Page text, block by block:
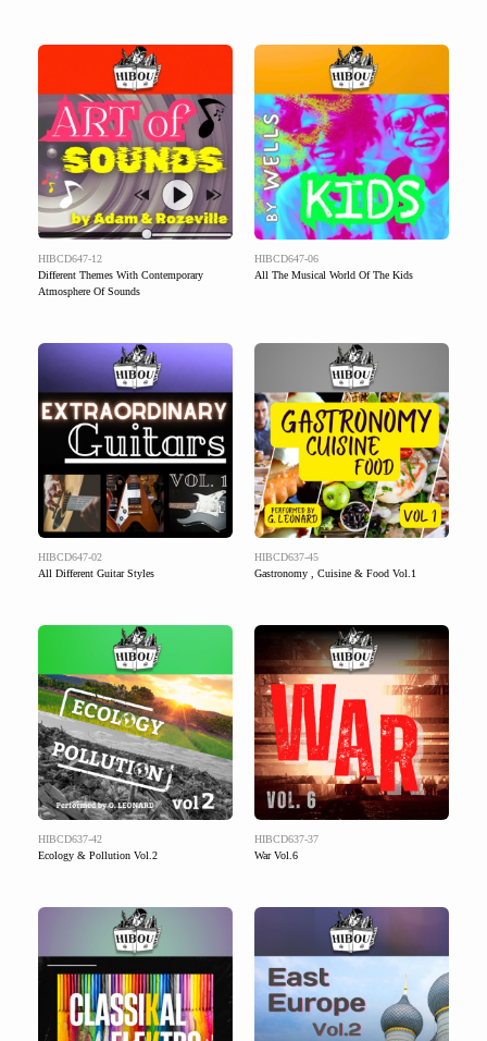
HIBCD647-12
Different Themes With Contemporary
Atmosphere Of Sounds
HIBCD647-06
All The Musical World Of The Kids
HIBCD647-02
All Different Guitar Styles
HIBCD637-45
Gastronomy , Cuisine & Food Vol.1
HIBCD637-42
Ecology & Pollution Vol.2
HIBCD637-37
War Vol.6